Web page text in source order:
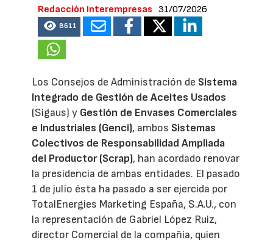
Redacción Interempresas 31/07/2026
8611
Los Consejos de Administración de Sistema
Integrado de Gestión de Aceites Usados
(Sigaus) y Gestión de Envases Comerciales
e Industriales (Genci), ambos Sistemas
Colectivos de Responsabilidad Ampliada
del Productor (Scrap), han acordado renovar
la presidencia de ambas entidades. El pasado
1 de julio ésta ha pasado a ser ejercida por
TotalEnergies Marketing España, S.A.U., con
la representación de Gabriel López Ruiz,
director Comercial de la compañía, quien